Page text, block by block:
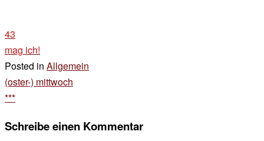
43
mag ich!
Posted in Allgemein
Beitragsnavigation
(oster-) mittwoch
***
Schreibe einen Kommentar